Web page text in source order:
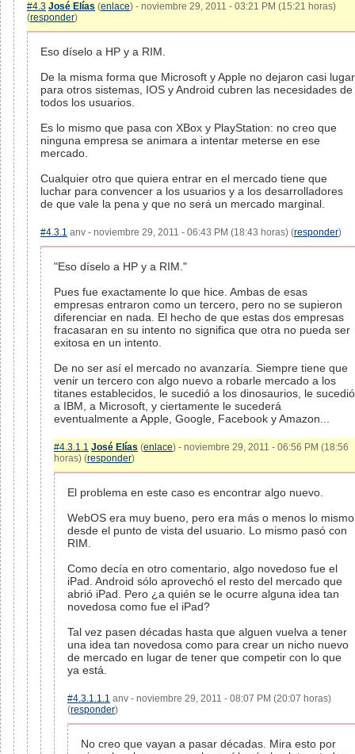
#4.3 José Elías (enlace) - noviembre 29, 2011 - 03:21 PM (15:21 horas)
(responder)
Eso díselo a HP y a RIM.
De la misma forma que Microsoft y Apple no dejaron casi lugar
para otros sistemas, IOS y Android cubren las necesidades de
todos los usuarios.
Es lo mismo que pasa con XBox y PlayStation: no creo que
ninguna empresa se animara a intentar meterse en ese
mercado.
Cualquier otro que quiera entrar en el mercado tiene que
luchar para convencer a los usuarios y a los desarrolladores
de que vale la pena y que no será un mercado marginal.
#4.3.1 anv - noviembre 29, 2011 - 06:43 PM (18:43 horas) (responder)
"Eso díselo a HP y a RIM."
Pues fue exactamente lo que hice. Ambas de esas
empresas entraron como un tercero, pero no se supieron
diferenciar en nada. El hecho de que estas dos empresas
fracasaran en su intento no significa que otra no pueda ser
exitosa en un intento.
De no ser así el mercado no avanzaría. Siempre tiene que
venir un tercero con algo nuevo a robarle mercado a los
titanes establecidos, le sucedió a los dinosaurios, le sucedió
a IBM, a Microsoft, y ciertamente le sucederá
eventualmente a Apple, Google, Facebook y Amazon...
#4.3.1.1 José Elías (enlace) - noviembre 29, 2011 - 06:56 PM (18:56
horas) (responder)
El problema en este caso es encontrar algo nuevo.
WebOS era muy bueno, pero era más o menos lo mismo
desde el punto de vista del usuario. Lo mismo pasó con
RIM.
Como decía en otro comentario, algo novedoso fue el
iPad. Android sólo aprovechó el resto del mercado que
abrió iPad. Pero ¿a quién se le ocurre alguna idea tan
novedosa como fue el iPad?
Tal vez pasen décadas hasta que alguen vuelva a tener
una idea tan novedosa como para crear un nicho nuevo
de mercado en lugar de tener que competir con lo que
ya está.
#4.3.1.1.1 anv - noviembre 29, 2011 - 08:07 PM (20:07 horas)
(responder)
No creo que vayan a pasar décadas. Mira esto por